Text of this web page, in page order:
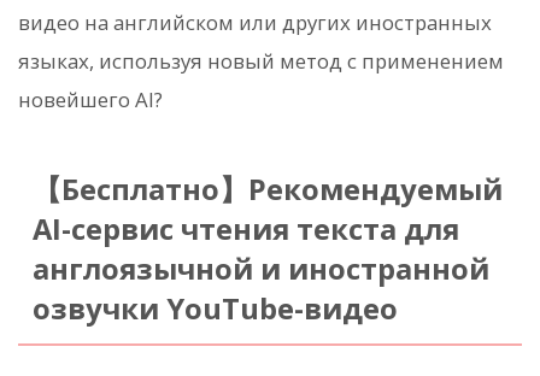
видео на английском или других иностранных
языках, используя новый метод с применением
новейшего AI?
【Бесплатно】Рекомендуемый
AI-сервис чтения текста для
англоязычной и иностранной
озвучки YouTube-видео